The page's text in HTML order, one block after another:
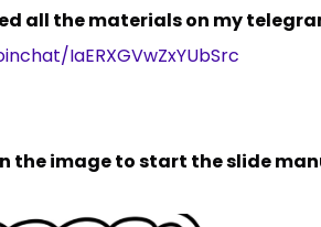
all the materials on my
IaERXGVwZxYUbSrc
the image to start the slide